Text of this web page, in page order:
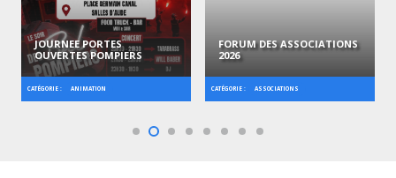
CATÉGORIE : ANIMATION
JOURNEE PORTES
OUVERTES POMPIERS
CATÉGORIE : ASSOCIATIONS
FORUM DES ASSOCIATIONS
2026